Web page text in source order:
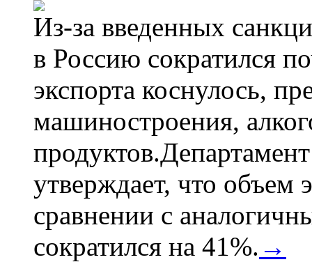
Из-за введенных
в Россию сократился
экспорта коснулось,
машиностроения,
утверждает, что объем
сравнении с
сократился на 41%. →